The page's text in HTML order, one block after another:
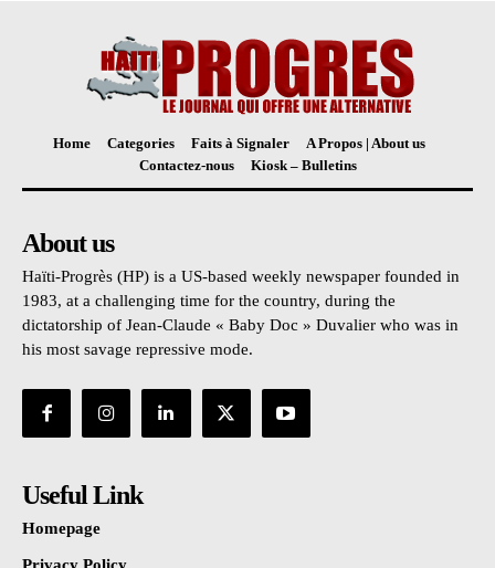
Home Categories Faits à Signaler
A Propos | About us
Contactez-nous
Kiosk – Bulletins
About us
Haïti-Progrès (HP) is a US-based weekly newspaper founded in
1983, at a challenging time for the country, during the
dictatorship of Jean-Claude « Baby Doc » Duvalier who was in
his most savage repressive mode.
Useful Link
Homepage